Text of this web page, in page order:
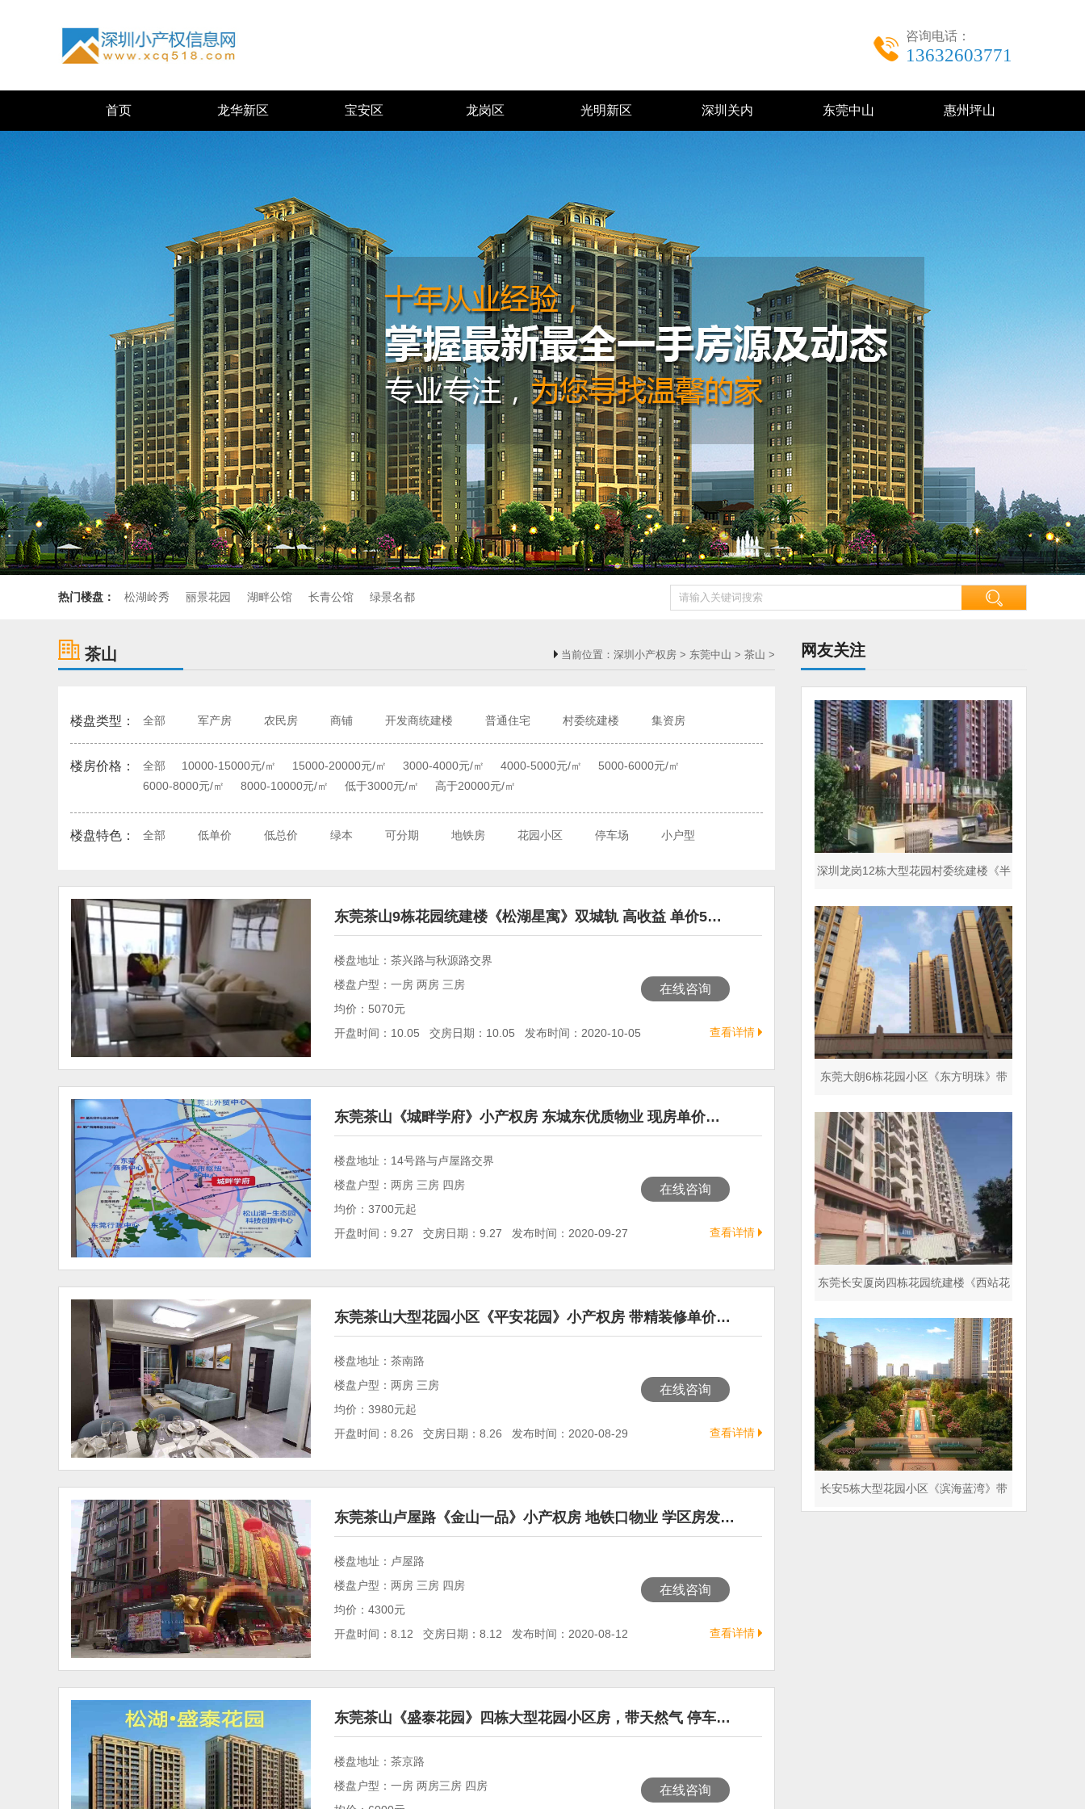
咨询电话：
13632603771
首页 龙华新区 宝安区 龙岗区 光明新区 深圳关内 东莞中山 惠州坪山
热门楼盘： 松湖岭秀 丽景花园 湖畔公馆 长青公馆 绿景名都
茶山 当前位置： 深圳小产权房 > 东莞中山 > 茶山 >
楼盘类型： 全部 军产房 农民房 商铺 开发商统建楼 普通住宅 村委统建楼 集资房
楼房价格： 全部 10000-15000元/㎡ 15000-20000元/㎡ 3000-4000元/㎡ 4000-5000元/㎡
5000-6000元/㎡
6000-8000元/㎡
8000-10000元/㎡ 低于3000元/㎡ 高于20000元/㎡
楼盘特色： 全部 低单价 低总价 绿本 可分期 地铁房 花园小区 停车场 小户型
东莞茶山9栋花园统建楼《松湖星寓》双城轨 高收益 单价5…
楼盘地址：茶兴路与秋源路交界
楼盘户型：一房 两房 三房
均价：5070元
开盘时间：10.05 交房日期：10.05 发布时间：2020-10-05
在线咨询
查看详情
东莞茶山《城畔学府》小产权房 东城东优质物业 现房单价…
楼盘地址：14号路与卢屋路交界
楼盘户型：两房 三房 四房
均价：3700元起
开盘时间：9.27 交房日期：9.27 发布时间：2020-09-27
在线咨询
查看详情
东莞茶山大型花园小区《平安花园》小产权房 带精装修单价…
楼盘地址：茶南路
楼盘户型：两房 三房
均价：3980元起
开盘时间：8.26 交房日期：8.26 发布时间：2020-08-29
在线咨询
查看详情
东莞茶山卢屋路《金山一品》小产权房 地铁口物业 学区房发…
楼盘地址：卢屋路
楼盘户型：两房 三房 四房
均价：4300元
开盘时间：8.12 交房日期：8.12 发布时间：2020-08-12
在线咨询
查看详情
东莞茶山《盛泰花园》四栋大型花园小区房，带天然气 停车…
楼盘地址：茶京路
楼盘户型：一房 两房三房 四房
在线咨询
网友关注
深圳龙岗12栋大型花园村委统建楼《半
山名著》商品房同
东莞大朗6栋花园小区《东方明珠》带
停车场 超五星标准
东莞长安厦岗四栋花园统建楼《西站花
园》封闭式小区
长安5栋大型花园小区《滨海蓝湾》带